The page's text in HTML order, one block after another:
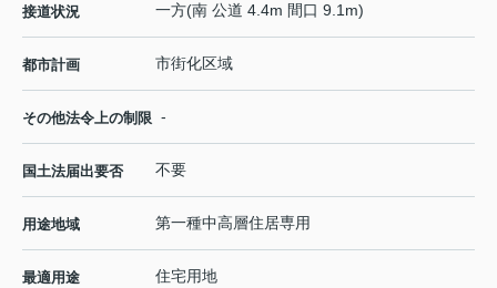
接道状況 一方(南 公道 4.4m 間口 9.1m)
都市計画 市街化区域
その他法令上の制限 -
国土法届出要否 不要
用途地域 第一種中高層住居専用
最適用途 住宅用地